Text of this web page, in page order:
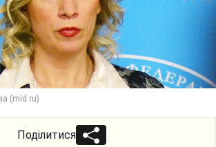
(mid.ru)
Поділитися